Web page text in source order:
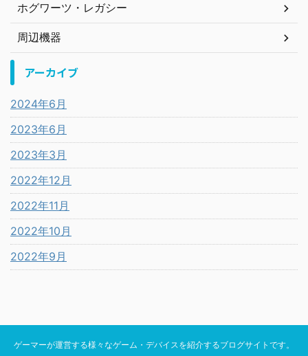
ホグワーツ・レガシー
周辺機器
アーカイブ
2024年6月
2023年6月
2023年3月
2022年12月
2022年11月
2022年10月
2022年9月
ゲーマーが運営する様々なゲーム・デバイスを紹介するブログサイトです。